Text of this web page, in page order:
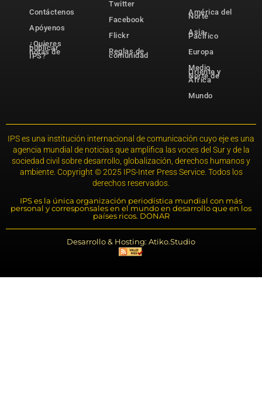
Contáctenos
Apóyenos
¿Quieres
publicar
notas de
IPS?
Twitter
Facebook
Flickr
Reglas de
comunidad
América del
Norte
Asia-
Pacífico
Europa
Medio
Oriente y
Norte de
África
Mundo
IPS es una institución internacional de comunicación cuyo eje es una
agencia mundial de noticias que amplifica las voces del Sur y de la
sociedad civil sobre desarrollo, globalización, derechos humanos y
ambiente. Copyright © 2025 IPS-Inter Press Service. Todos los
derechos reservados.
IPS es la única organización periodística mundial con más
personal y corresponsales en el mundo en desarrollo que en los
países ricos. DONAR
Desarrollo & Hosting: Atiko.Studio